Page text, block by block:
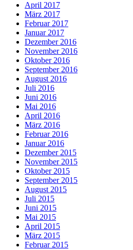
April 2017
März 2017
Februar 2017
Januar 2017
Dezember 2016
November 2016
Oktober 2016
September 2016
August 2016
Juli 2016
Juni 2016
Mai 2016
April 2016
März 2016
Februar 2016
Januar 2016
Dezember 2015
November 2015
Oktober 2015
September 2015
August 2015
Juli 2015
Juni 2015
Mai 2015
April 2015
März 2015
Februar 2015